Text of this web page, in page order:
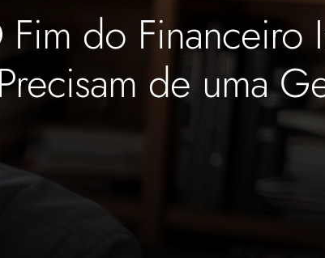
do Financeiro
Precisam de uma